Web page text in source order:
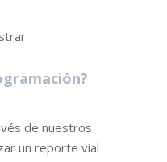
de nuestros
un reporte vial